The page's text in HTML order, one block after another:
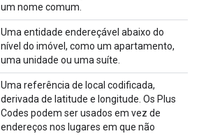
um nome comum.
Uma entidade endereçável abaixo do
nível do imóvel, como um apartamento,
uma unidade ou uma suíte.
Uma referência de local codificada,
derivada de latitude e longitude. Os Plus
Codes podem ser usados em vez de
endereços nos lugares em que não